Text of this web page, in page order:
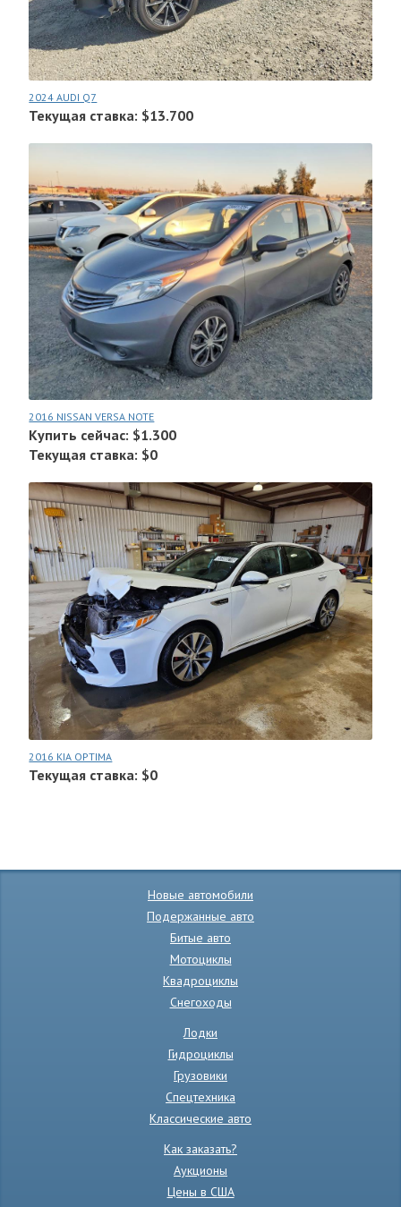
2024 AUDI Q7
Текущая ставка: $13.700
2016 NISSAN VERSA NOTE
Купить сейчас: $1.300
Текущая ставка: $0
2016 KIA OPTIMA
Текущая ставка: $0
Новые автомобили
Подержанные авто
Битые авто
Мотоциклы
Квадроциклы
Снегоходы
Лодки
Гидроциклы
Грузовики
Спецтехника
Классические авто
Как заказать?
Аукционы
Цены в США